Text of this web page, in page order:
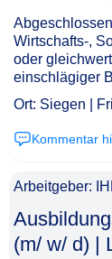
Wirtschafts-,
oder
einschlägiger
Ort: Siegen |
Kommentar
Arbeitgeber:
(m/ w/ d) |